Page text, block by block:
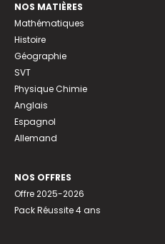
NOS MATIÈRES
Mathématiques
Histoire
Géographie
SVT
Physique Chimie
Anglais
Espagnol
Allemand
NOS OFFRES
Offre 2025-2026
Pack Réussite 4 ans